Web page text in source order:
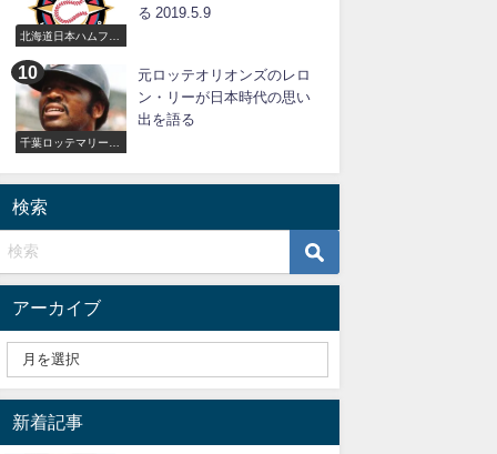
北海道日本ハムファ
る 2019.5.9
千葉ロッテマリーン
元ロッテオリオンズのレロ
ン・リーが日本時代の思い
出を語る
検索
アーカイブ
新着記事